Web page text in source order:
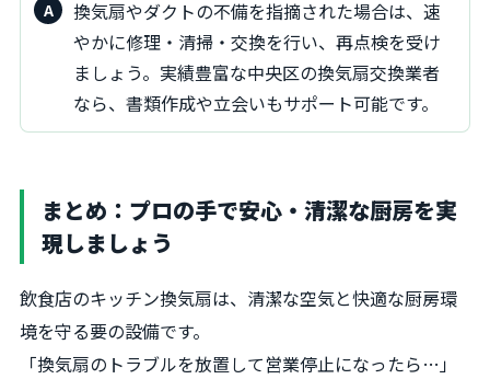
換気扇やダクトの不備を指摘された場合は、速
やかに修理・清掃・交換を行い、再点検を受け
ましょう。実績豊富な中央区の換気扇交換業者
なら、書類作成や立会いもサポート可能です。
まとめ：プロの手で安心・清潔な厨房を実
現しましょう
飲食店のキッチン換気扇は、清潔な空気と快適な厨房環
境を守る要の設備です。
「換気扇のトラブルを放置して営業停止になったら…」